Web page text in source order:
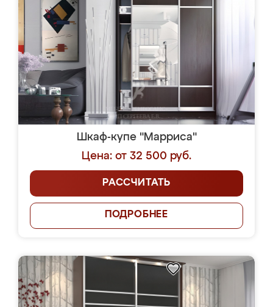
Шкаф-купе "Марриса"
Цена: от 32 500 руб.
РАССЧИТАТЬ
ПОДРОБНЕЕ